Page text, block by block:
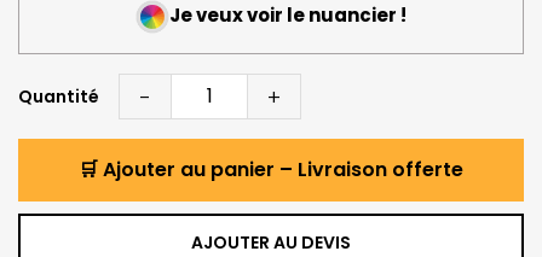
Je veux voir le nuancier !
Quantité - +
🛒 Ajouter au panier – Livraison offerte
AJOUTER AU DEVIS